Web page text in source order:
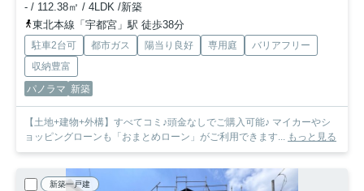
- / 112.38㎡ / 4LDK /新築
東北本線「宇都宮」駅 徒歩38分
駐車2台可 都市ガス 陽当り良好 専用庭
バリアフリー
収納豊富
パノラマ 新築
【土地+建物+外構】すべてコミ♪頭金なしでご購入可能♪ マイカーやシ
ョッピングローンも「おまとめローン」がご利用できます... もっと見る
新築一戸建